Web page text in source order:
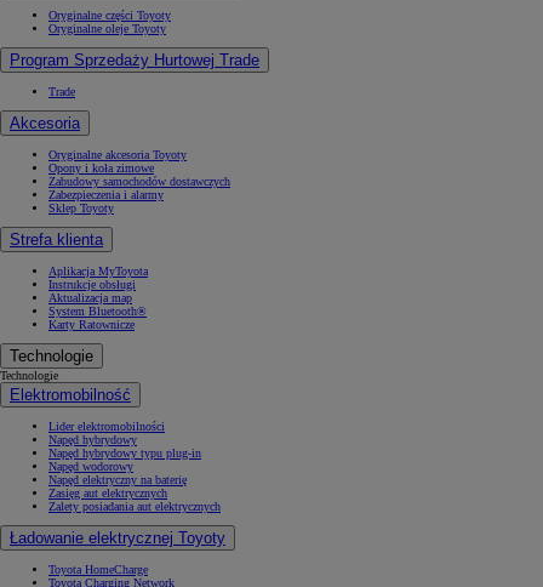
Oryginalne części Toyoty
Oryginalne oleje Toyoty
Program Sprzedaży Hurtowej Trade
Trade
Akcesoria
Oryginalne akcesoria Toyoty
Opony i koła zimowe
Zabudowy samochodów dostawczych
Zabezpieczenia i alarmy
Sklep Toyoty
Strefa klienta
Aplikacja MyToyota
Instrukcje obsługi
Aktualizacja map
System Bluetooth®
Karty Ratownicze
Technologie
Technologie
Elektromobilność
Lider elektromobilności
Napęd hybrydowy
Napęd hybrydowy typu plug-in
Napęd wodorowy
Napęd elektryczny na baterię
Zasięg aut elektrycznych
Zalety posiadania aut elektrycznych
Ładowanie elektrycznej Toyoty
Toyota HomeCharge
Toyota Charging Network